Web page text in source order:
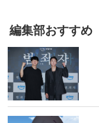
編集部おすすめ